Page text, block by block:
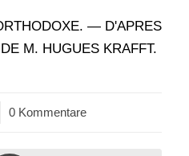
— D'APRES
M. HUGUES KRAFFT.
0 Kommentare